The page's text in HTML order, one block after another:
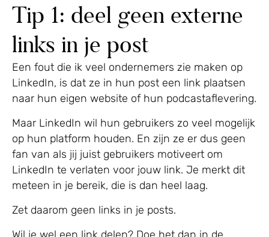
Tip 1: deel geen externe
links in je post
Een fout die ik veel ondernemers zie maken op
LinkedIn, is dat ze in hun post een link plaatsen
naar hun eigen website of hun podcastaflevering.
Maar LinkedIn wil hun gebruikers zo veel mogelijk
op hun platform houden. En zijn ze er dus geen
fan van als jij juist gebruikers motiveert om
LinkedIn te verlaten voor jouw link. Je merkt dit
meteen in je bereik, die is dan heel laag.
Zet daarom geen links in je posts.